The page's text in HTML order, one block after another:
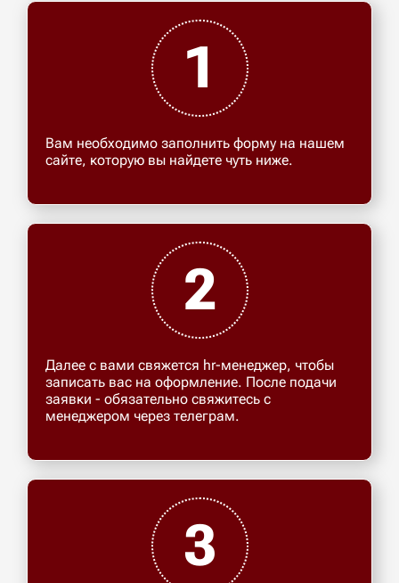
1
Вам необходимо заполнить форму на нашем
сайте, которую вы найдете чуть ниже.
2
Далее с вами свяжется hr-менеджер, чтобы
записать вас на оформление. После подачи
заявки - обязательно свяжитесь с
менеджером через телеграм.
3